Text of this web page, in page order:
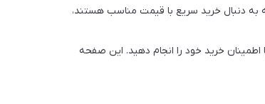
به دنبال خرید سریع با قیمت مناسب هستند،
خرید خود را انجام دهید. این صفحه